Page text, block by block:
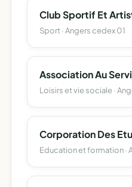
Sport · Angers cedex 01
Loisirs et vie sociale ·
Education et formation ·